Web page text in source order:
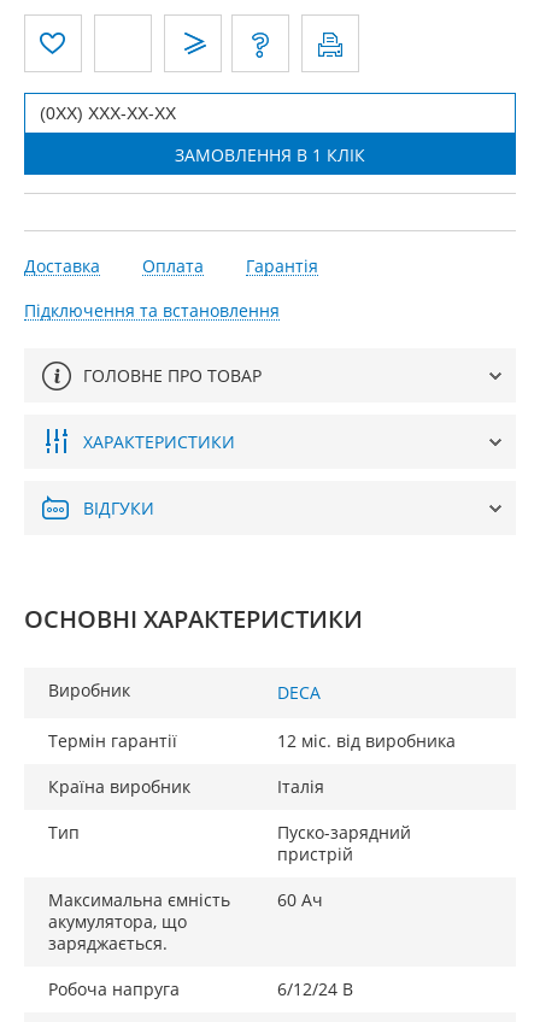
Доставка Оплата
Гарантія
Підключення та встановлення
ГОЛОВНЕ ПРО ТОВАР
ХАРАКТЕРИСТИКИ
ВІДГУКИ
ОСНОВНІ ХАРАКТЕРИСТИКИ
Виробник DECA
Термін гарантії
12 міс. від виробника
Країна виробник
Італія
Тип
Пуско-зарядний
пристрій
Максимальна ємність
акумулятора, що
заряджається.
60 Ач
Робоча напруга
6/12/24 В